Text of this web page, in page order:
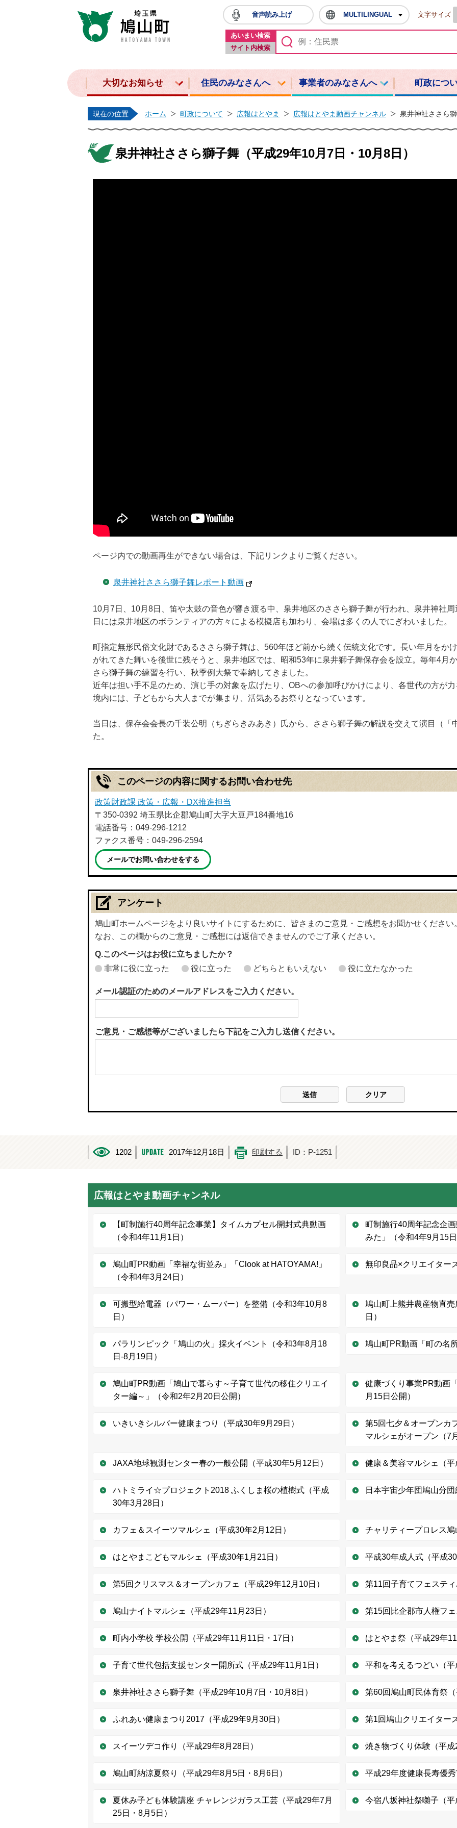
鳩山町ホームページ
音声読み上げ MULTILINGUAL 文字サイズ
あいまい検索
サイト内検索
大切なお知らせ 住民のみなさんへ 事業者のみなさんへ 町政につ
現在の位置 ホーム 町政について 広報はとやま 広報はとやま動画チャンネル 泉井神社ささら
泉井神社ささら獅子舞（平成29年10月7日・10月8日）
ページ内での動画再生ができない場合は、下記リンクよりご覧ください。
泉井神社ささら獅子舞レポート動画
10月7日、10月8日、笛や太鼓の音色が響き渡る中、泉井地区のささら獅子舞が行われ、泉井神社
日には泉井地区のボランティアの方々による模擬店も加わり、会場は多くの人でにぎわいました。
町指定無形民俗文化財であるささら獅子舞は、560年ほど前から続く伝統文化です。長い年月をか
がれてきた舞いを後世に残そうと、泉井地区では、昭和53年に泉井獅子舞保存会を設立。毎年4月
さら獅子舞の練習を行い、秋季例大祭で奉納してきました。
近年は担い手不足のため、演じ手の対象を広げたり、OBへの参加呼びかけにより、各世代の方が
境内には、子どもから大人までが集まり、活気あるお祭りとなっています。
当日は、保存会会長の千装公明（ちぎらきみあき）氏から、ささら獅子舞の解説を交えて演目（「
た。
このページの内容に関するお問い合わせ先
政策財政課 政策・広報・DX推進担当
〒350-0392 埼玉県比企郡鳩山町大字大豆戸184番地16
電話番号：049-296-1212
ファクス番号：049-296-2594
メールでお問い合わせをする
アンケート
鳩山町ホームページをより良いサイトにするために、皆さまのご意見・ご感想をお聞かせください
なお、この欄からのご意見・ご感想には返信できませんのでご了承ください。
Q.このページはお役に立ちましたか？
非常に役に立った
役に立った どちらともいえない 役に立たなかった
メール認証のためのメールアドレスをご入力ください。
ご意見・ご感想等がございましたら下記をご入力し送信ください。
1202 2017年12月18日 印刷する ID：P-1251
広報はとやま動画チャンネル
【町制施行40周年記念事業】タイムカプセル開封式典動画
（令和4年11月1日）
町制施行40周年記念企
みた」（令和4年9月15
鳩山町PR動画「幸福な街並み」「Clook at HATOYAMA!」
（令和4年3月24日）
無印良品×クリエイター
可搬型給電器（パワー・ムーバー）を整備（令和3年10月8
日）
鳩山町上熊井農産物直
日）
パラリンピック「鳩山の火」採火イベント（令和3年8月18
日-8月19日）
鳩山町PR動画「町の名
鳩山町PR動画「鳩山で暮らす～子育て世代の移住クリエイ
ター編～」（令和2年2月20日公開）
健康づくり事業PR動画
月15日公開）
いきいきシルバー健康まつり（平成30年9月29日）
第5回七夕＆オープンカ
マルシェがオープン（7
JAXA地球観測センター春の一般公開（平成30年5月12日） 健康＆美容マルシェ（
ハトミライ☆プロジェクト2018 ふくしま桜の植樹式（平成
30年3月28日）
日本宇宙少年団鳩山分
カフェ＆スイーツマルシェ（平成30年2月12日） チャリティープロレス
はとやまこどもマルシェ（平成30年1月21日） 平成30年成人式（平成
第5回クリスマス＆オープンカフェ（平成29年12月10日） 第11回子育てフェステ
鳩山ナイトマルシェ（平成29年11月23日） 第15回比企郡市人権フ
町内小学校 学校公開（平成29年11月11日・17日） はとやま祭（平成29年
子育て世代包括支援センター開所式（平成29年11月1日） 平和を考えるつどい（
泉井神社ささら獅子舞（平成29年10月7日・10月8日） 第60回鳩山町民体育祭
ふれあい健康まつり2017（平成29年9月30日） 第1回鳩山クリエイター
スイーツデコ作り（平成29年8月28日） 焼き物づくり体験（平
鳩山町納涼夏祭り（平成29年8月5日・8月6日） 平成29年度健康長寿優
夏休み子ども体験講座 チャレンジガラス工芸（平成29年7月
25日・8月5日）
今宿八坂神社祭囃子（